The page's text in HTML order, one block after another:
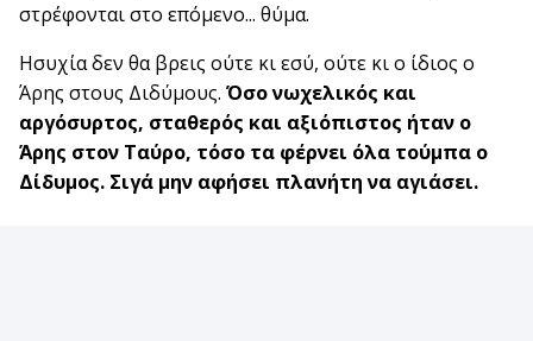
στρέφονται στο επόμενο... θύμα.
Ησυχία δεν θα βρεις ούτε κι εσύ, ούτε κι ο ίδιος ο
Άρης στους Διδύμους. Όσο νωχελικός και
αργόσυρτος, σταθερός και αξιόπιστος ήταν ο
Άρης στον Ταύρο, τόσο τα φέρνει όλα τούμπα ο
Δίδυμος. Σιγά μην αφήσει πλανήτη να αγιάσει.